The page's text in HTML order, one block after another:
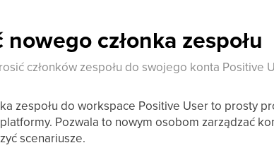
członka zespołu
członków zespołu do swojego konta Positive
zespołu do workspace Positive User to prosty
Pozwala to nowym osobom zarządzać
scenariusze.